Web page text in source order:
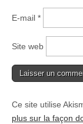
E-mail *
Site web
Ce site utilise
plus sur la façon